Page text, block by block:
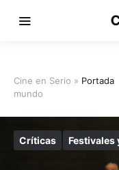
Cine en Serio » Portada
mundo
Críticas Festivales